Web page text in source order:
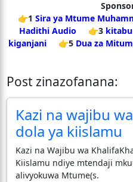
👉1 Sira ya Mtume
Hadithi Audio
👉3
kiganjani
👉5 Dua za
Post zinazofanana:
Kazi na wajibu
dola ya kiislamu
Kazi na Wajibu wa
Kiislamu ndiye mtendaji
alivyokuwa Mtume(s.